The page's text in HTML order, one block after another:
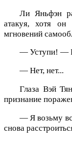
Ли Яньфэн
атакуя, хотя он
мгновений
— Уступи! —
— Нет, нет...
Глаза Вэй
признание
— Я возьму
снова